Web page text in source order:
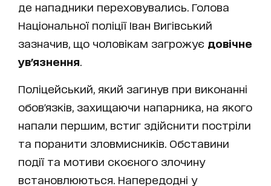
де нападники переховувались. Голова
Національної поліції Іван Вигівський
зазначив, що чоловікам загрожує довічне
ув'язнення
Поліцейський, який загинув при виконанні
обов'язків, захищаючи напарника, на якого
напали першим, встиг здійснити постріли
та поранити зловмисників. Обставини
події та мотиви скоєного злочину
встановлюються. Напередодні у